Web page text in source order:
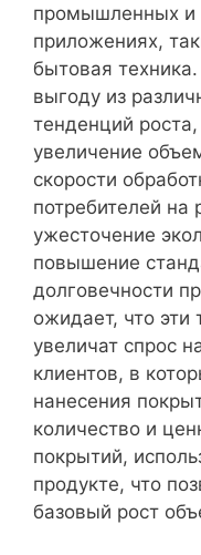
промышленных и
приложениях,
бытовая
выгоду из
тенденций
увеличение
скорости
потребителей
ужесточение
повышение
долговечности
ожидает, что эти
увеличат спрос
клиентов, в
нанесения
количество и
покрытий,
продукте, что
базовый рост